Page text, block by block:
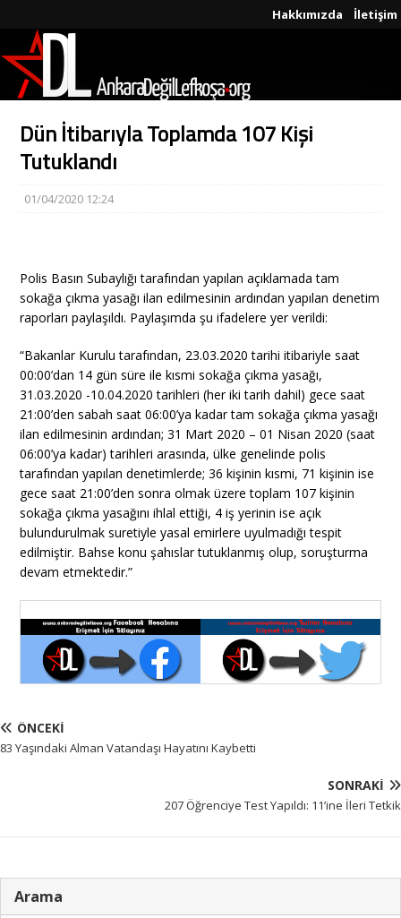
Hakkımızda İletişim
Dün İtibarıyla Toplamda 107 Kişi
Tutuklandı
01/04/2020 12:24
Polis Basın Subaylığı tarafından yapılan açıklamada tam
sokağa çıkma yasağı ilan edilmesinin ardından yapılan denetim
raporları paylaşıldı. Paylaşımda şu ifadelere yer verildi:
“Bakanlar Kurulu tarafından, 23.03.2020 tarihi itibariyle saat
00:00’dan 14 gün süre ile kısmi sokağa çıkma yasağı,
31.03.2020 -10.04.2020 tarihleri (her iki tarih dahil) gece saat
21:00’den sabah saat 06:00’ya kadar tam sokağa çıkma yasağı
ilan edilmesinin ardından; 31 Mart 2020 – 01 Nisan 2020 (saat
06:00’ya kadar) tarihleri arasında, ülke genelinde polis
tarafından yapılan denetimlerde; 36 kişinin kısmi, 71 kişinin ise
gece saat 21:00’den sonra olmak üzere toplam 107 kişinin
sokağa çıkma yasağını ihlal ettiği, 4 iş yerinin ise açık
bulundurulmak suretiyle yasal emirlere uyulmadığı tespit
edilmiştir. Bahse konu şahıslar tutuklanmış olup, soruşturma
devam etmektedir.”
ÖNCEKI
83 Yaşındaki Alman Vatandaşı Hayatını Kaybetti
SONRAKI
207 Öğrenciye Test Yapıldı: 11’ine İleri Tetkik
Arama